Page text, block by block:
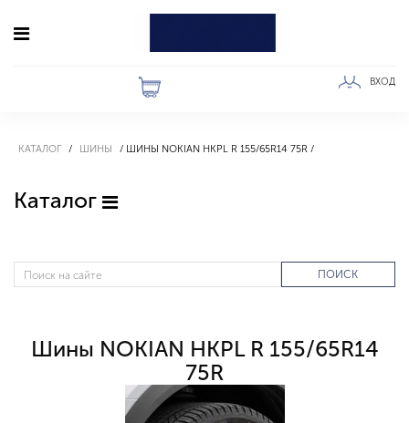
ВХОД
КАТАЛОГ ШИНЫ ШИНЫ NOKIAN HKPL R 155/65R14 75R
Каталог
ПОИСК
Шины NOKIAN HKPL R 155/65R14
75R